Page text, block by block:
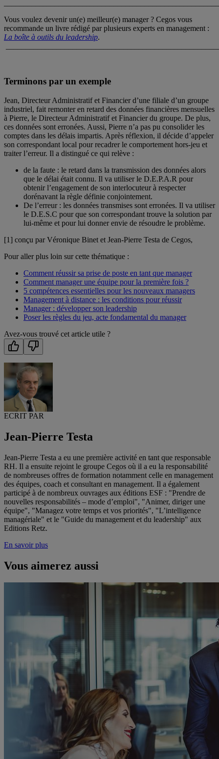
Vous voulez devenir un(e) meilleur(e) manager ? Cegos vous
recommande un livre rédigé par plusieurs experts en management :
La boîte à outils du leadership.
Terminons par un exemple
Jean, Directeur Administratif et Financier d’une filiale d’un groupe
industriel, fait remonter en retard des données financières mensuelles
à Pierre, le Directeur Administratif et Financier du groupe. De plus,
ces données sont erronées. Aussi, Pierre n’a pas pu consolider les
comptes dans les délais impartis. Après réflexion, il décide d’appeler
son correspondant local pour recadrer le comportement hors-jeu et
traiter l’erreur. Il a distingué ce qui relève :
de la faute : le retard dans la transmission des données alors
que le délai était connu. Il va utiliser le D.E.P.A.R pour
obtenir l’engagement de son interlocuteur à respecter
dorénavant la règle définie conjointement.
De l’erreur : les données transmises sont erronées. Il va utiliser
le D.E.S.C pour que son correspondant trouve la solution par
lui-même et pour lui donner envie de résoudre le problème.
[1] conçu par Véronique Binet et Jean-Pierre Testa de Cegos,
Pour aller plus loin sur cette thématique :
Comment réussir sa prise de poste en tant que manager
Comment manager une équipe pour la première fois ?
5 compétences essentielles pour les nouveaux managers
Management à distance : les conditions pour réussir
Manager : développer son leadership
Poser les règles du jeu, acte fondamental du manager
Avez-vous trouvé cet article utile ?
ECRIT PAR
Jean-Pierre Testa
Jean-Pierre Testa a eu une première activité en tant que responsable
RH. Il a ensuite rejoint le groupe Cegos où il a eu la responsabilité
de nombreuses offres de formation notamment celle en management
des équipes, coach et consultant en management. Il a également
participé à de nombreux ouvrages aux éditions ESF : "Prendre de
nouvelles responsabilités – mode d’emploi", "Animer, diriger une
équipe", "Managez votre temps et vos priorités", "L’intelligence
managériale" et le "Guide du management et du leadership" aux
Editions Retz.
En savoir plus
Vous aimerez aussi